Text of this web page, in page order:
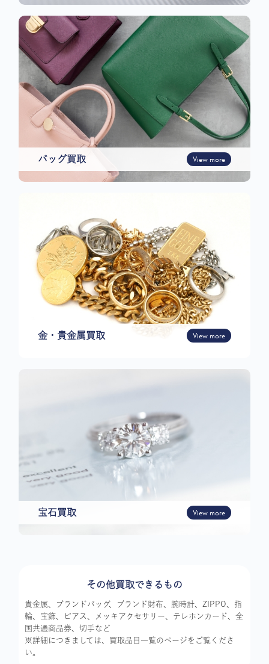
バッグ買取 View more
金・貴金属買取 View more
宝石買取 View more
その他買取できるもの
貴金属、ブランドバッグ、ブランド財布、腕時計、ZIPPO、指
輪、宝飾、ピアス、メッキアクセサリー、テレホンカード、全
国共通商品券、切手など
※詳細につきましては、買取品目一覧のページをご覧くださ
い。